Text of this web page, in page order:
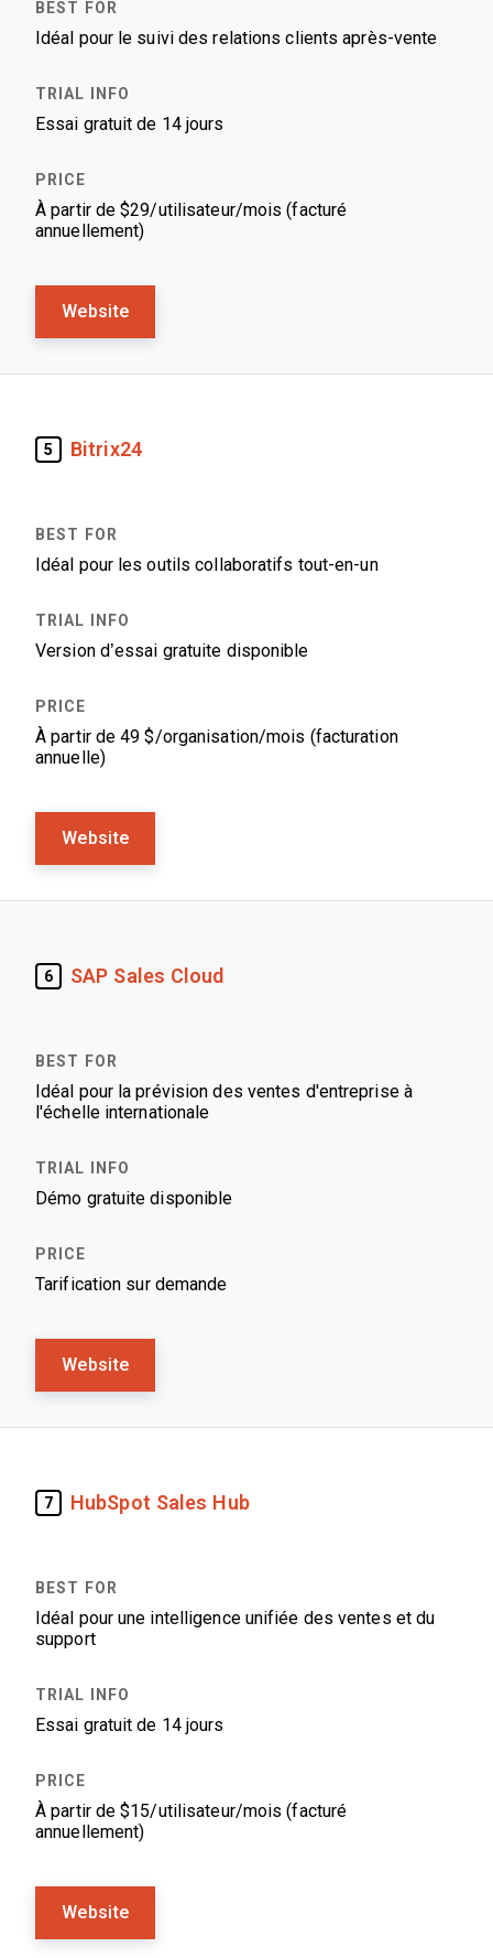
Idéal pour le suivi des relations clients après-vente
Essai gratuit de 14 jours
À partir de $29/utilisateur/mois (facturé
annuellement)
Website
5 Bitrix24
Idéal pour les outils collaboratifs tout-en-un
Version d’essai gratuite disponible
À partir de 49 $/organisation/mois (facturation
annuelle)
Website
6 SAP Sales Cloud
Idéal pour la prévision des ventes d'entreprise à
l'échelle internationale
Démo gratuite disponible
Tarification sur demande
Website
7 HubSpot Sales Hub
Idéal pour une intelligence unifiée des ventes et du
support
Essai gratuit de 14 jours
À partir de $15/utilisateur/mois (facturé
annuellement)
Website